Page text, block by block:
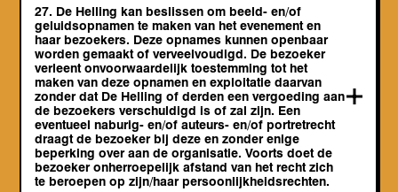
27. De Helling kan beslissen om beeld- en/of
geluidsopnamen te maken van het evenement en
haar bezoekers. Deze opnames kunnen openbaar
worden gemaakt of verveelvoudigd. De bezoeker
verleent onvoorwaardelijk toestemming tot het
maken van deze opnamen en exploitatie daarvan
zonder dat De Helling of derden een vergoeding aan
de bezoekers verschuldigd is of zal zijn. Een
eventueel naburig- en/of auteurs- en/of portretrecht
draagt de bezoeker bij deze en zonder enige
beperking over aan de organisatie. Voorts doet de
bezoeker onherroepelijk afstand van het recht zich
te beroepen op zijn/haar persoonlijkheidsrechten.